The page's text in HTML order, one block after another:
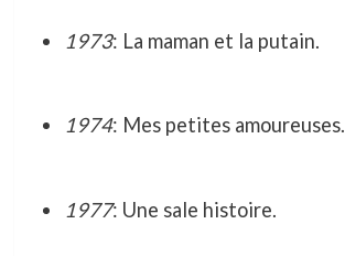
1973: La maman et la putain.
1974: Mes petites amoureuses.
1977: Une sale histoire.